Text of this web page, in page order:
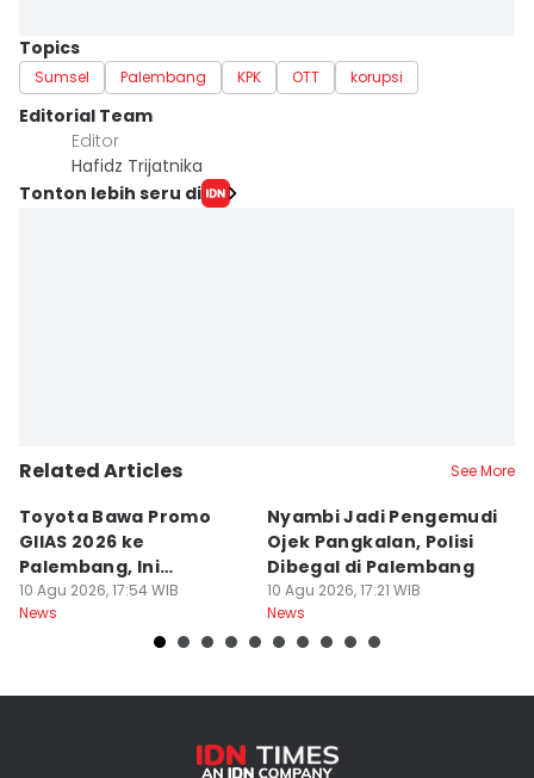
Topics
Sumsel Palembang KPK OTT korupsi
Editorial Team
Editor
Hafidz Trijatnika
Tonton lebih seru di
Related Articles See More
Toyota Bawa Promo
GIIAS 2026 ke
Palembang, Ini
Penawaran
Menariknya!
10 Agu 2026, 17:54 WIB
News
Nyambi Jadi Pengemudi
Ojek Pangkalan, Polisi
Dibegal di Palembang
10 Agu 2026, 17:21 WIB
News